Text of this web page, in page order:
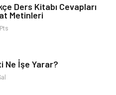
Kültür Sanat
Tarih
Ders Kitabı Cevapları
Metinleri
Ne İşe Yarar?